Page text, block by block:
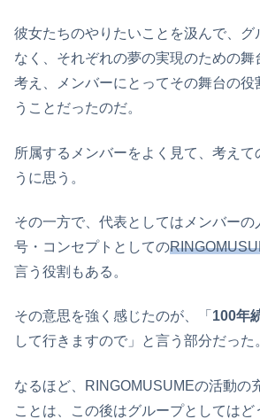
彼女たちのやりたいことを汲んで、グ
なく、それぞれの夢の実現のための舞
考え、メンバーにとってその舞台の役
うことだったのだ。
所属するメンバーをよく見て、考えて
うに思う。
その一方で、代表としてはメンバーの
号・コンセプトとしての
言う役割もある。
その意思を強く感じたのが、「 100年
して行きますので」と言う部分だった
なるほど、RINGOMUSUMEの活動の
ことは、この後はグループとしてはど